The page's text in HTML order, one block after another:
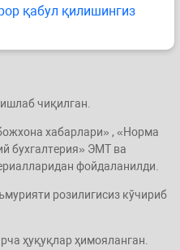
қабул қилишингиз
чиқилган.
хабарлари» , «Норма
бухгалтерия» ЭМТ ва
фойдаланилди.
розилигисиз кўчириб
ҳуқуқлар ҳимояланган.